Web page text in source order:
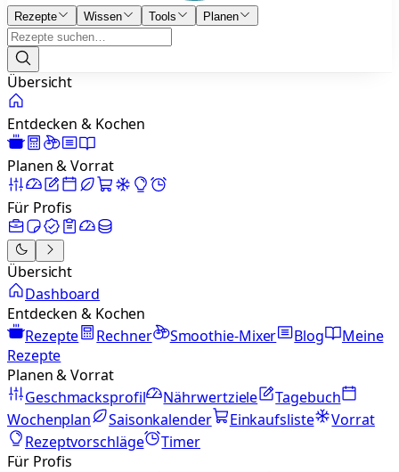
Rezepte Wissen Tools Planen
Übersicht
Entdecken & Kochen
Planen & Vorrat
Für Profis
Übersicht
Dashboard
Entdecken & Kochen
Rezepte
Rechner Smoothie-Mixer Blog
Meine
Rezepte
Planen & Vorrat
Geschmacksprofil
Nährwertziele
Tagebuch
Wochenplan
Saisonkalender Einkaufsliste
Vorrat
Rezeptvorschläge
Timer
Für Profis